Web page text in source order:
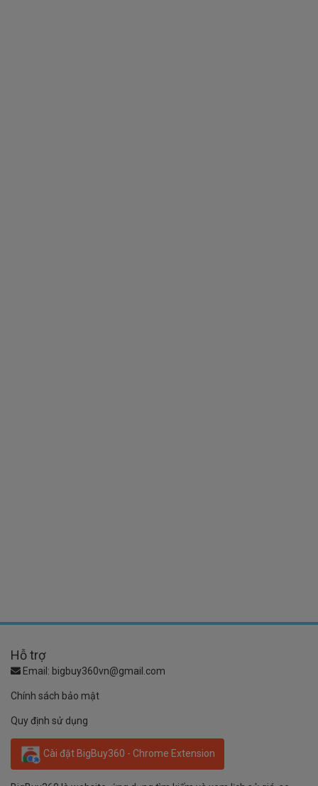
Hỗ trợ
Email: bigbuy360vn@gmail.com
Chính sách bảo mật
Quy định sử dụng
Cài đặt BigBuy360 - Chrome Extension